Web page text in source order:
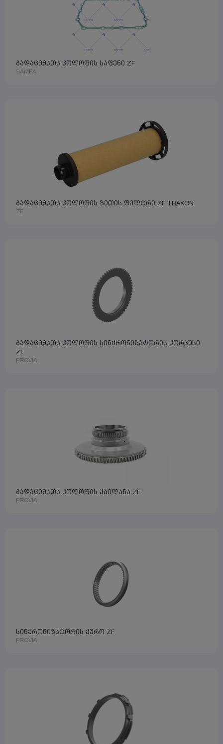
გადაცემათა კოლოფის საფენი ZF
SAMPA
გადაცემათა კოლოფის ზეთის ფილტრი ZF TRAXON
ZF
გადაცემათა კოლოფის სინქრონიზატორის კორპუსი
ZF
PROVIA
გადაცემათა კოლოფის კბილანა ZF
PROVIA
სინქრონიზატორის ქურო ZF
PROVIA